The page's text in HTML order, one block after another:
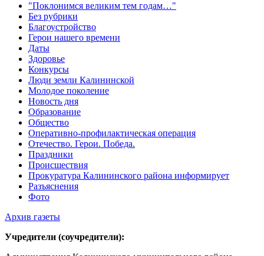
"Поклонимся великим тем годам…"
Без рубрики
Благоустройство
Герои нашего времени
Даты
Здоровье
Конкурсы
Люди земли Калининской
Молодое поколение
Новость дня
Образование
Общество
Оперативно-профилактическая операция
Отечество. Герои. Победа.
Праздники
Происшествия
Прокуратура Калининского района информирует
Разъяснения
Фото
Архив газеты
Учредители (соучредители):